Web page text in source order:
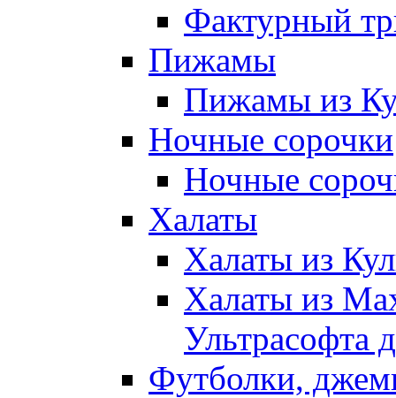
Фактурный
Пижамы
Пижамы из
Ночные сорочки
Ночные
Халаты
Халаты из
Халаты из
Ультрасофта
Футболки,